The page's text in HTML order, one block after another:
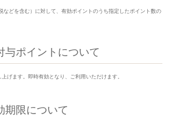
などを含む）に対して、有効ポイントのうち指定したポイント数の
与ポイントについて
げます。即時有効となり、ご利用いただけます。
期限について